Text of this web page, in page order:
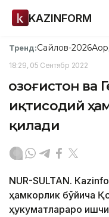
KAZINFORM
Тренд:Сайлов-2026
18:29, 05 Сентябр 2022
Қозоғистон ва
иқтисодий
қилади
NUR-SULTAN.
ҳамкорлик бўйича
ҳукуматлараро